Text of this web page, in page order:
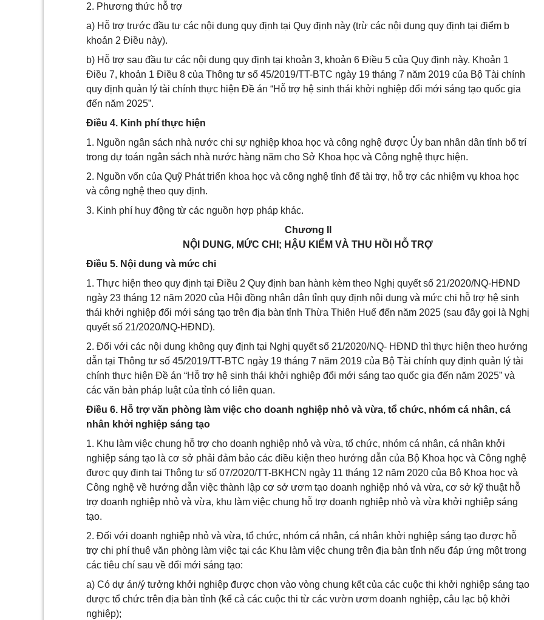
2. Phương thức hỗ trợ
a) Hỗ trợ trước đầu tư các nội dung quy định tại Quy định này (trừ các nội dung quy định tại điểm b
khoản 2 Điều này).
b) Hỗ trợ sau đầu tư các nội dung quy định tại khoản 3, khoản 6 Điều 5 của Quy định này. Khoản 1
Điều 7, khoản 1 Điều 8 của Thông tư số 45/2019/TT-BTC ngày 19 tháng 7 năm 2019 của Bộ Tài chính
quy định quản lý tài chính thực hiện Đề án “Hỗ trợ hệ sinh thái khởi nghiệp đổi mới sáng tạo quốc gia
đến năm 2025”.
Điều 4. Kinh phí thực hiện
1. Nguồn ngân sách nhà nước chi sự nghiệp khoa học và công nghệ được Ủy ban nhân dân tỉnh bố trí
trong dự toán ngân sách nhà nước hàng năm cho Sở Khoa học và Công nghệ thực hiện.
2. Nguồn vốn của Quỹ Phát triển khoa học và công nghệ tỉnh để tài trợ, hỗ trợ các nhiệm vụ khoa học
và công nghệ theo quy định.
3. Kinh phí huy động từ các nguồn hợp pháp khác.
Chương II
NỘI DUNG, MỨC CHI; HẬU KIỂM VÀ THU HỒI HỖ TRỢ
Điều 5. Nội dung và mức chi
1. Thực hiện theo quy định tại Điều 2 Quy định ban hành kèm theo Nghị quyết số 21/2020/NQ-HĐND
ngày 23 tháng 12 năm 2020 của Hội đồng nhân dân tỉnh quy định nội dung và mức chi hỗ trợ hệ sinh
thái khởi nghiệp đổi mới sáng tạo trên địa bàn tỉnh Thừa Thiên Huế đến năm 2025 (sau đây gọi là Nghị
quyết số 21/2020/NQ-HĐND).
2. Đối với các nội dung không quy định tại Nghị quyết số 21/2020/NQ- HĐND thì thực hiện theo hướng
dẫn tại Thông tư số 45/2019/TT-BTC ngày 19 tháng 7 năm 2019 của Bộ Tài chính quy định quản lý tài
chính thực hiện Đề án “Hỗ trợ hệ sinh thái khởi nghiệp đổi mới sáng tạo quốc gia đến năm 2025” và
các văn bản pháp luật của tỉnh có liên quan.
Điều 6. Hỗ trợ văn phòng làm việc cho doanh nghiệp nhỏ và vừa, tổ chức, nhóm cá nhân, cá
nhân khởi nghiệp sáng tạo
1. Khu làm việc chung hỗ trợ cho doanh nghiệp nhỏ và vừa, tổ chức, nhóm cá nhân, cá nhân khởi
nghiệp sáng tạo là cơ sở phải đảm bảo các điều kiện theo hướng dẫn của Bộ Khoa học và Công nghệ
được quy định tại Thông tư số 07/2020/TT-BKHCN ngày 11 tháng 12 năm 2020 của Bộ Khoa học và
Công nghệ về hướng dẫn việc thành lập cơ sở ươm tạo doanh nghiệp nhỏ và vừa, cơ sở kỹ thuật hỗ
trợ doanh nghiệp nhỏ và vừa, khu làm việc chung hỗ trợ doanh nghiệp nhỏ và vừa khởi nghiệp sáng
tạo.
2. Đối với doanh nghiệp nhỏ và vừa, tổ chức, nhóm cá nhân, cá nhân khởi nghiệp sáng tạo được hỗ
trợ chi phí thuê văn phòng làm việc tại các Khu làm việc chung trên địa bàn tỉnh nếu đáp ứng một trong
các tiêu chí sau về đổi mới sáng tạo:
a) Có dự án/ý tưởng khởi nghiệp được chọn vào vòng chung kết của các cuộc thi khởi nghiệp sáng tạo
được tổ chức trên địa bàn tỉnh (kể cả các cuộc thi từ các vườn ươm doanh nghiệp, câu lạc bộ khởi
nghiệp);